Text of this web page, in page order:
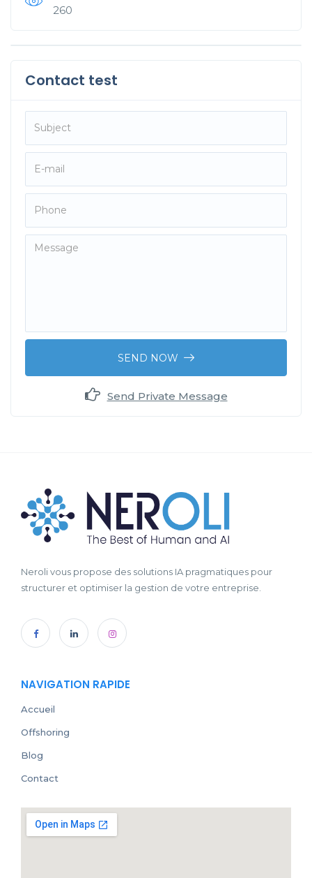
260
Contact test
SEND NOW
Send Private Message
Neroli vous propose des solutions IA pragmatiques pour
structurer et optimiser la gestion de votre entreprise.
NAVIGATION RAPIDE
Accueil
Offshoring
Blog
Contact